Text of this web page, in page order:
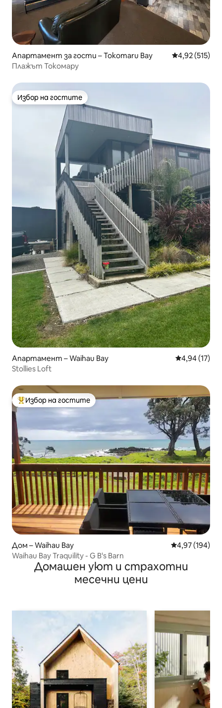
Апартамент за гости – Tokomaru Bay Средна
4,92 (515)
Плажът Токомару
Избор на гостите
Избор на гостите
Апартамент – Waihau Bay Средна
4,94 (17)
Stollies Loft
Най-популярен избор на гостите
Избор на гостите
Дом – Waihau Bay Средна
4,97 (194)
Waihau Bay Traquility - G B's Barn
Домашен уют и страхотни
месечни цени